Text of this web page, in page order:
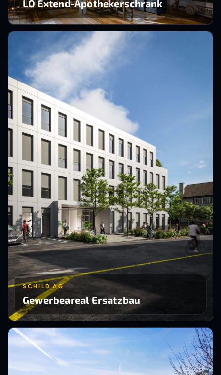
LO Extend-Apothekerschrank
SCHILD AG
Gewerbeareal Ersatzbau